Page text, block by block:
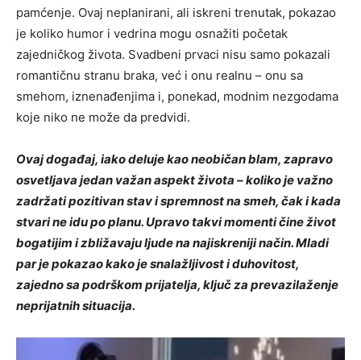
pamćenje. Ovaj neplanirani, ali iskreni trenutak, pokazao
je koliko humor i vedrina mogu osnažiti početak
zajedničkog života. Svadbeni prvaci nisu samo pokazali
romantičnu stranu braka, već i onu realnu – onu sa
smehom, iznenađenjima i, ponekad, modnim nezgodama
koje niko ne može da predvidi.
Ovaj događaj, iako deluje kao neobičan blam, zapravo
osvetljava jedan važan aspekt života – koliko je važno
zadržati pozitivan stav i spremnost na smeh, čak i kada
stvari ne idu po planu. Upravo takvi momenti čine život
bogatijim i zbližavaju ljude na najiskreniji način. Mladi
par je pokazao kako je snalažljivost i duhovitost,
zajedno sa podrškom prijatelja, ključ za prevazilaženje
neprijatnih situacija.